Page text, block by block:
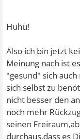
mehr.,kein ich hab
alles in Ordnung
Das war so
Das ging jetzt fast
gefragt was los
richtig in mich zu
Geht sowas das
Eine Freundin von
gesagt,das er sich
Huhu!
Also ich bin jetzt
Meinung nach ist
"gesund" sich
sich selbst zu
nicht besser den
noch mehr
seinen
durchaus,dass es